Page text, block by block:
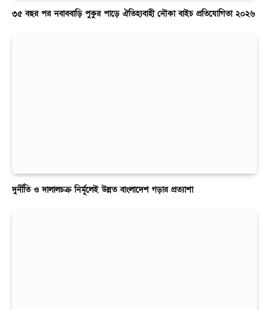
৩৫ বছর পর নবাববাড়ি পুকুর পাড়ে ঐতিহ্যবাহী নৌকা বাইচ প্রতিযোগিতা ২০২৬
দুর্নীতি ও দালালচক্র নির্মূলেই উন্নত বাংলাদেশ গড়ার প্রত্যাশা